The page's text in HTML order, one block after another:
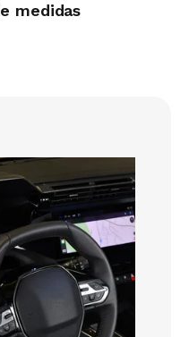
medidas